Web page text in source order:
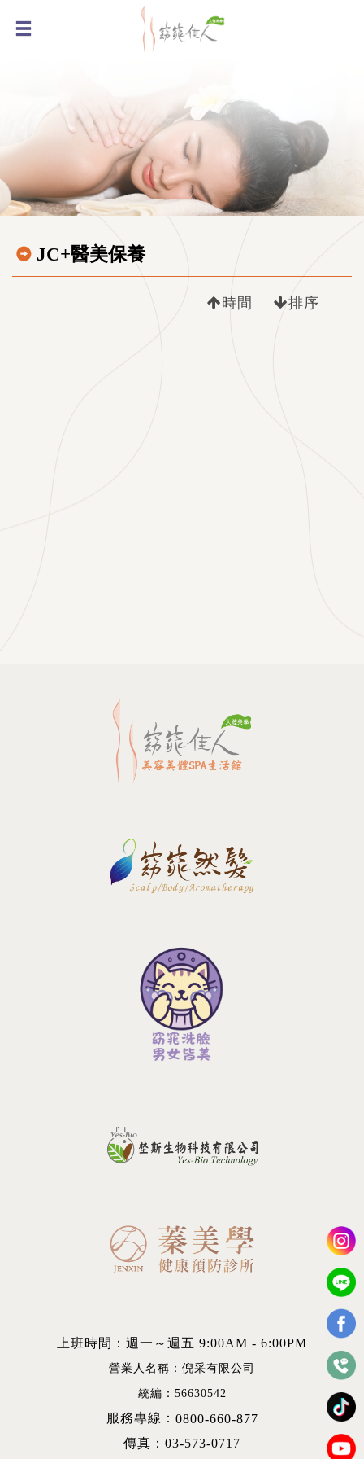
JC+醫美保養
時間 排序
上班時間：週一～週五 9:00AM - 6:00PM
營業人名稱：倪采有限公司
統編：56630542
服務專線： 0800-660-877
傳真：03-573-0717